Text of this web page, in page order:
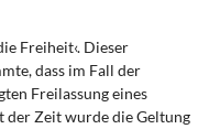
Freiheit‹. Dieser
dass im Fall der
Freilassung eines
der Zeit wurde die Geltung